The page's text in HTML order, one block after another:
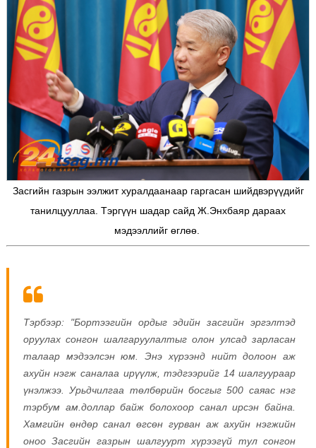
Засгийн газрын ээлжит хуралдаанаар гаргасан шийдвэрүүдийг
танилцууллаа. Тэргүүн шадар сайд Ж.Энхбаяр дараах
мэдээллийг өглөө.
Тэрбээр: "Бортээгийн ордыг эдийн засгийн эргэлтэд
оруулах сонгон шалгаруулалтыг олон улсад зарласан
талаар мэдээлсэн юм. Энэ хүрээнд нийт долоон аж
ахуйн нэгж саналаа ирүүлж, тэдгээрийг 14 шалгуураар
үнэлжээ. Урьдчилгаа төлбөрийн босгыг 500 саяас нэг
тэрбум ам.доллар байж болохоор санал ирсэн байна.
Хамгийн өндөр санал өгсөн гурван аж ахуйн нэгжийн
оноо Засгийн газрын шалгуурт хүрээгүй тул сонгон